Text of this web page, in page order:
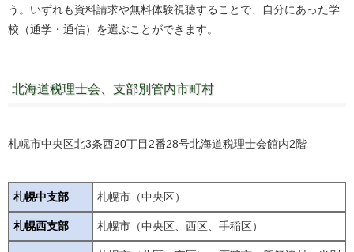
う。いずれも資料請求や無料体験視聴することで、自分にあった学
校（通学・通信）を選ぶことができます。
北海道税理士会、支部別管内市町村
札幌市中央区北3条西20丁目2番28号北海道税理士会館内2階
札幌中支部 札幌市（中央区）
札幌西支部 札幌市（中央区、西区、手稲区）